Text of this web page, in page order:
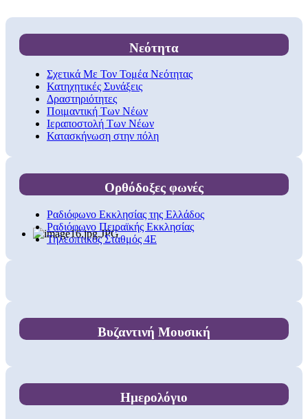
Νεότητα
Σχετικά Με Τον Τομέα Νεότητας
Κατηχητικές Συνάξεις
Δραστηριότητες
Ποιμαντική Των Νέων
Ιεραποστολή Των Νέων
Κατασκήνωση στην πόλη
Ορθόδοξες φωνές
Ραδιόφωνο Εκκλησίας της Ελλάδος
Ραδιόφωνο Πειραϊκής Εκκλησίας
Τηλεοπτικός Σταθμός 4Ε
Βυζαντινή Μουσική
Ημερολόγιο